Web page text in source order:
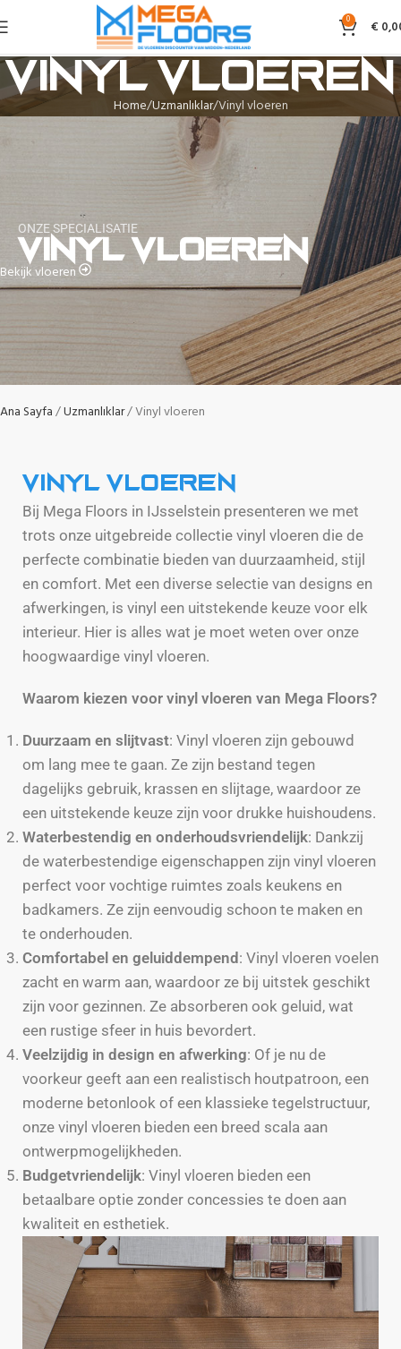
0 €
Vinyl vloeren
Home Uzmanlıklar Vinyl vloeren
ONZE SPECIALISATIE
Vinyl vloeren
Bekijk vloeren
Ana Sayfa Uzmanlıklar Vinyl vloeren
Vinyl vloeren
Bij Mega Floors in IJsselstein presenteren we met
trots onze uitgebreide collectie vinyl vloeren die de
perfecte combinatie bieden van duurzaamheid, stijl
en comfort. Met een diverse selectie van designs en
afwerkingen, is vinyl een uitstekende keuze voor elk
interieur. Hier is alles wat je moet weten over onze
hoogwaardige vinyl vloeren.
Waarom kiezen voor vinyl vloeren van Mega Floors?
Duurzaam en slijtvast: Vinyl vloeren zijn gebouwd
om lang mee te gaan. Ze zijn bestand tegen
dagelijks gebruik, krassen en slijtage, waardoor ze
een uitstekende keuze zijn voor drukke huishoudens.
Waterbestendig en onderhoudsvriendelijk: Dankzij
de waterbestendige eigenschappen zijn vinyl vloeren
perfect voor vochtige ruimtes zoals keukens en
badkamers. Ze zijn eenvoudig schoon te maken en
te onderhouden.
Comfortabel en geluiddempend : Vinyl vloeren voelen
zacht en warm aan, waardoor ze bij uitstek geschikt
zijn voor gezinnen. Ze absorberen ook geluid, wat
een rustige sfeer in huis bevordert.
Veelzijdig in design en afwerking: Of je nu de
voorkeur geeft aan een realistisch houtpatroon, een
moderne betonlook of een klassieke tegelstructuur,
onze vinyl vloeren bieden een breed scala aan
ontwerpmogelijkheden.
Budgetvriendelijk: Vinyl vloeren bieden een
betaalbare optie zonder concessies te doen aan
kwaliteit en esthetiek.